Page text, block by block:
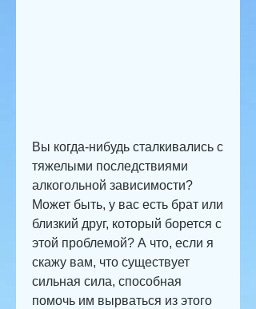
Вы когда-нибудь сталкивались с
тяжелыми последствиями
алкогольной зависимости?
Может быть, у вас есть брат или
близкий друг, который борется с
этой проблемой? А что, если я
скажу вам, что существует
сильная сила, способная
помочь им вырваться из этого